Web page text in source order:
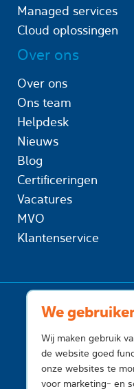
We
Wij maken gebruik
de website goed
onze websites te
voor marketing- en
Managed services
Cloud oplossingen
Over ons
Over ons
Ons team
Helpdesk
Nieuws
Blog
Certificeringen
Vacatures
MVO
Klantenservice